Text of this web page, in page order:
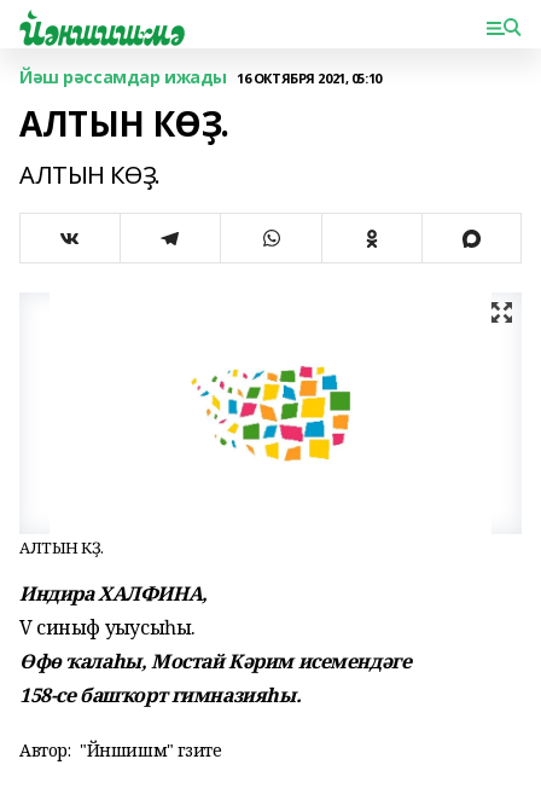
Йәш рәссамдар ижады 16 ОКТЯБРЯ 2021, 05:10
АЛТЫН КӨҘ.
АЛТЫН КӨҘ.
АЛТЫН КӨҘ.
Индира ХАЛФИНА,
V синыф уҡыусыһы.
Өфө ҡалаһы, Мостай Кәрим исемендәге
158-се башҡорт гимназияһы.
Автор: "Йәншишмә" гәзите